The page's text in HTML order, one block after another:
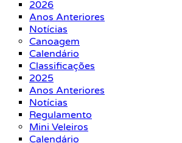
2026
Anos Anteriores
Notícias
Canoagem
Calendário
Classificações
2025
Anos Anteriores
Notícias
Regulamento
Mini Veleiros
Calendário